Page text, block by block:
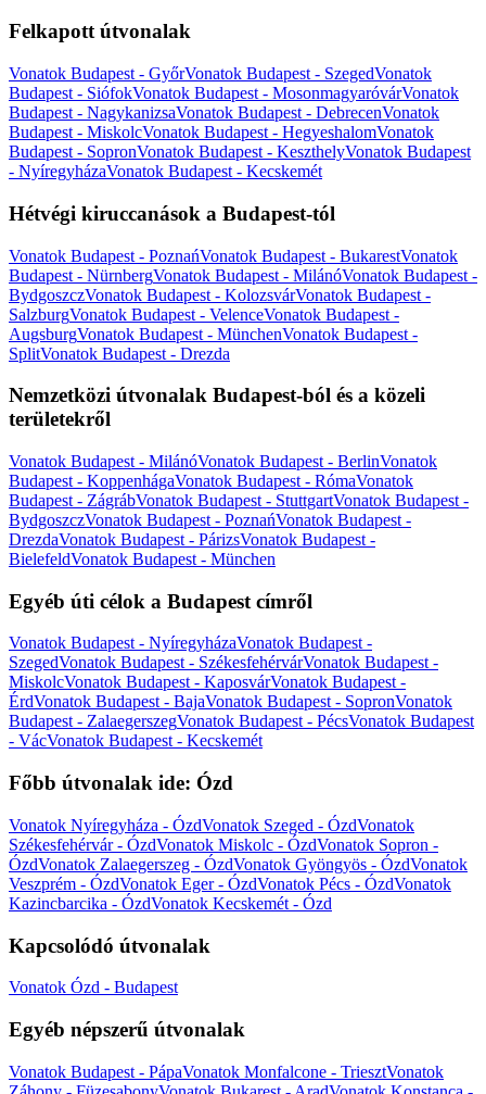
Felkapott útvonalak
Vonatok Budapest - GyőrVonatok Budapest - SzegedVonatok
Budapest - SiófokVonatok Budapest - MosonmagyaróvárVonatok
Budapest - NagykanizsaVonatok Budapest - DebrecenVonatok
Budapest - MiskolcVonatok Budapest - HegyeshalomVonatok
Budapest - SopronVonatok Budapest - KeszthelyVonatok Budapest
- NyíregyházaVonatok Budapest - Kecskemét
Hétvégi kiruccanások a Budapest-tól
Vonatok Budapest - PoznańVonatok Budapest - BukarestVonatok
Budapest - NürnbergVonatok Budapest - MilánóVonatok Budapest -
BydgoszczVonatok Budapest - KolozsvárVonatok Budapest -
SalzburgVonatok Budapest - VelenceVonatok Budapest -
AugsburgVonatok Budapest - MünchenVonatok Budapest -
SplitVonatok Budapest - Drezda
Nemzetközi útvonalak Budapest-ból és a közeli
területekről
Vonatok Budapest - MilánóVonatok Budapest - BerlinVonatok
Budapest - KoppenhágaVonatok Budapest - RómaVonatok
Budapest - ZágrábVonatok Budapest - StuttgartVonatok Budapest -
BydgoszczVonatok Budapest - PoznańVonatok Budapest -
DrezdaVonatok Budapest - PárizsVonatok Budapest -
BielefeldVonatok Budapest - München
Egyéb úti célok a Budapest címről
Vonatok Budapest - NyíregyházaVonatok Budapest -
SzegedVonatok Budapest - SzékesfehérvárVonatok Budapest -
MiskolcVonatok Budapest - KaposvárVonatok Budapest -
ÉrdVonatok Budapest - BajaVonatok Budapest - SopronVonatok
Budapest - ZalaegerszegVonatok Budapest - PécsVonatok Budapest
- VácVonatok Budapest - Kecskemét
Főbb útvonalak ide: Ózd
Vonatok Nyíregyháza - ÓzdVonatok Szeged - ÓzdVonatok
Székesfehérvár - ÓzdVonatok Miskolc - ÓzdVonatok Sopron -
ÓzdVonatok Zalaegerszeg - ÓzdVonatok Gyöngyös - ÓzdVonatok
Veszprém - ÓzdVonatok Eger - ÓzdVonatok Pécs - ÓzdVonatok
Kazincbarcika - ÓzdVonatok Kecskemét - Ózd
Kapcsolódó útvonalak
Vonatok Ózd - Budapest
Egyéb népszerű útvonalak
Vonatok Budapest - PápaVonatok Monfalcone - TriesztVonatok